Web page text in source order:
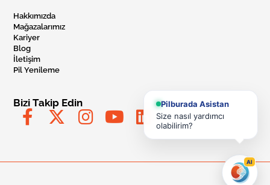
Hakkımızda
Mağazalarımız
Kariyer
Blog
İletişim
Pil Yenileme
Bizi Takip Edin
Pilburada Asistan
Size nasıl yardımcı
olabilirim?
AI